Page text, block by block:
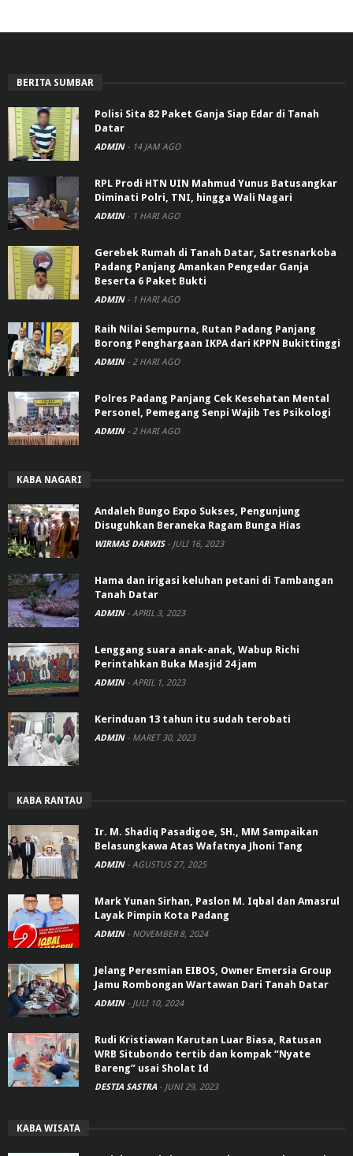
BERITA SUMBAR
Polisi Sita 82 Paket Ganja Siap Edar di Tanah
Datar
ADMIN - 14 JAM AGO
RPL Prodi HTN UIN Mahmud Yunus Batusangkar
Diminati Polri, TNI, hingga Wali Nagari
ADMIN - 1 HARI AGO
Gerebek Rumah di Tanah Datar, Satresnarkoba
Padang Panjang Amankan Pengedar Ganja
Beserta 6 Paket Bukti
ADMIN - 1 HARI AGO
Raih Nilai Sempurna, Rutan Padang Panjang
Borong Penghargaan IKPA dari KPPN Bukittinggi
ADMIN - 2 HARI AGO
Polres Padang Panjang Cek Kesehatan Mental
Personel, Pemegang Senpi Wajib Tes Psikologi
ADMIN - 2 HARI AGO
KABA NAGARI
Andaleh Bungo Expo Sukses, Pengunjung
Disuguhkan Beraneka Ragam Bunga Hias
WIRMAS DARWIS - JULI 16, 2023
Hama dan irigasi keluhan petani di Tambangan
Tanah Datar
ADMIN - APRIL 3, 2023
Lenggang suara anak-anak, Wabup Richi
Perintahkan Buka Masjid 24 jam
ADMIN - APRIL 1, 2023
Kerinduan 13 tahun itu sudah terobati
ADMIN - MARET 30, 2023
KABA RANTAU
Ir. M. Shadiq Pasadigoe, SH., MM Sampaikan
Belasungkawa Atas Wafatnya Jhoni Tang
ADMIN - AGUSTUS 27, 2025
Mark Yunan Sirhan, Paslon M. Iqbal dan Amasrul
Layak Pimpin Kota Padang
ADMIN - NOVEMBER 8, 2024
Jelang Peresmian EIBOS, Owner Emersia Group
Jamu Rombongan Wartawan Dari Tanah Datar
ADMIN - JULI 10, 2024
Rudi Kristiawan Karutan Luar Biasa, Ratusan
WRB Situbondo tertib dan kompak “Nyate
Bareng” usai Sholat Id
DESTIA SASTRA - JUNI 29, 2023
KABA WISATA